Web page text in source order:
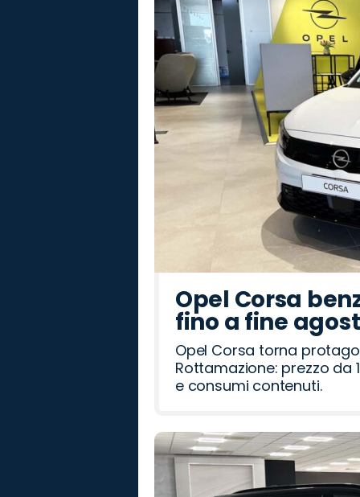
Abarth
Jeep
Jaecoo
Opel
Seat
Alfa
Romeo
Cupra
Land
Rover
Peugeot
Mazda
Citroën
Fiat
Omoda
Hyundai
Lancia
Opel Corsa
fino a fine
Opel Corsa torna
Rottamazione: prezzo da
e consumi contenuti.